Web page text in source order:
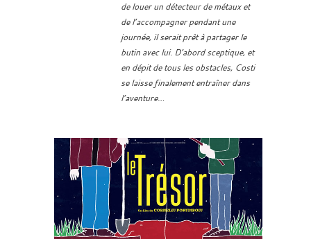
de louer un détecteur de métaux et
de l’accompagner pendant une
journée, il serait prêt à partager le
butin avec lui. D’abord sceptique, et
en dépit de tous les obstacles, Costi
se laisse finalement entraîner dans
l’aventure…